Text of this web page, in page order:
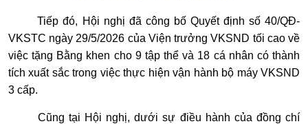
Tiếp đó, Hội nghị đã công bố Quyết định số 40/QĐ-
VKSTC ngày 29/5/2026 của Viện trưởng VKSND tối cao về
việc tặng Bằng khen cho 9 tập thể và 18 cá nhân có thành
tích xuất sắc trong việc thực hiện vận hành bộ máy VKSND
3 cấp.
Cũng tại Hội nghị, dưới sự điều hành của đồng chí